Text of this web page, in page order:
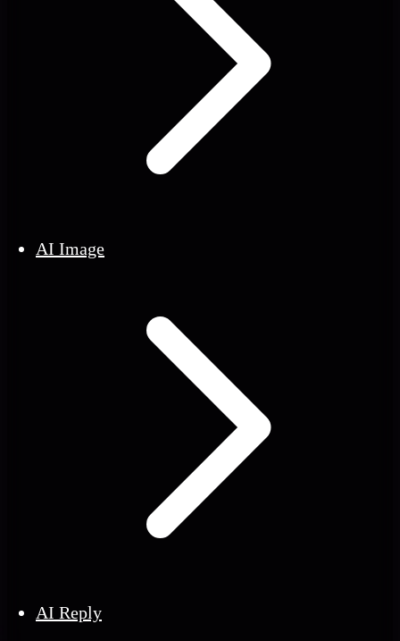
AI Image
AI Reply